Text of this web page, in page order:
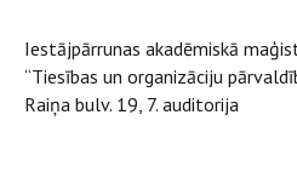
Iestājpārrunas akadēmiskā
“Tiesības un organizāciju
Raiņa bulv. 19, 7. auditorija